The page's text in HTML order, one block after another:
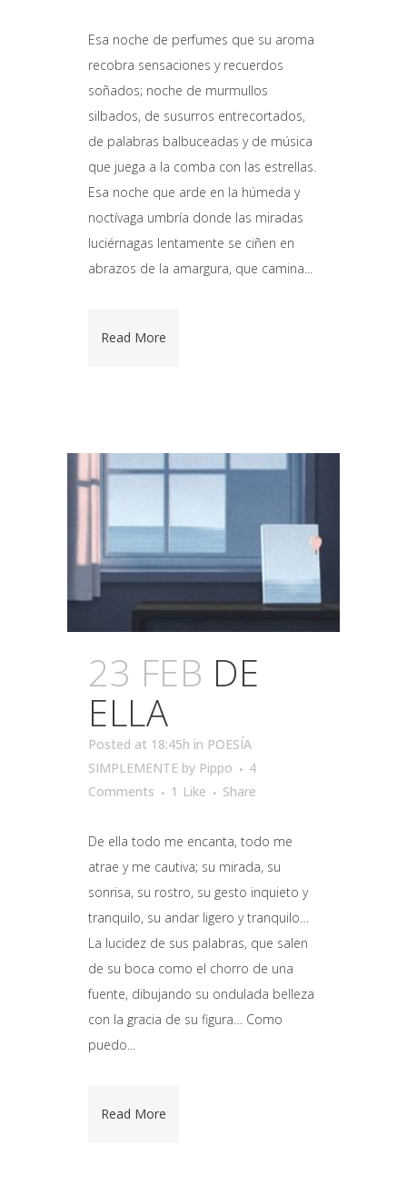
Esa noche de perfumes que su aroma
recobra sensaciones y recuerdos
soñados; noche de murmullos
silbados, de susurros entrecortados,
de palabras balbuceadas y de música
que juega a la comba con las estrellas.
Esa noche que arde en la húmeda y
noctívaga umbría donde las miradas
luciérnagas lentamente se ciñen en
abrazos de la amargura, que camina...
Read More
23 FEB DE
ELLA
Posted at 18:45h in POESÍA
SIMPLEMENTE by Pippo
4
Comments
1 Like Share
De ella todo me encanta, todo me
atrae y me cautiva; su mirada, su
sonrisa, su rostro, su gesto inquieto y
tranquilo, su andar ligero y tranquilo…
La lucidez de sus palabras, que salen
de su boca como el chorro de una
fuente, dibujando su ondulada belleza
con la gracia de su figura… Como
puedo...
Read More